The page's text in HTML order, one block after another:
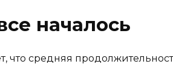
началось
что средняя